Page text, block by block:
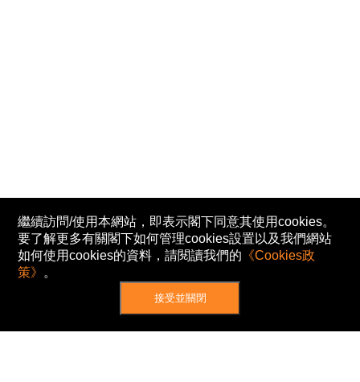
繼續訪問/使用本網站，即表示閣下同意其使用cookies。
要了解更多有關閣下如何管理cookies設置以及我們網站
如何使用cookies的資料，請閱讀我們的 《Cookies政
策》 。
接受並關閉